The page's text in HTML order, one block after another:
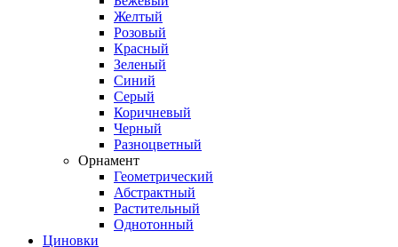
Желтый
Розовый
Красный
Зеленый
Синий
Серый
Коричневый
Черный
Разноцветный
Орнамент
Геометрический
Абстрактный
Растительный
Однотонный
Циновки